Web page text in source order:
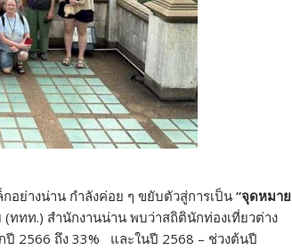
กอย่างน่าน กำลังค่อย ๆ ขยับตัวสู่การเป็น“จุดหมาย
ททท.) สำนักงานน่าน พบว่าสถิตินักท่องเที่ยวต่าง
2566 ถึง 33% และในปี 2568 – ช่วงต้นปี